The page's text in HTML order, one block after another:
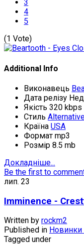
3
4
5
(1 Vote)
Additional Info
Виконавець
Дата релізу
Якість 320 kbps
Стиль
Країна USA
Формат mp3
Розмір 8.5 mb
Докладніше...
Be the first to
лип. 23
Imminence -
Written by rockm2
Published in
Tagged under